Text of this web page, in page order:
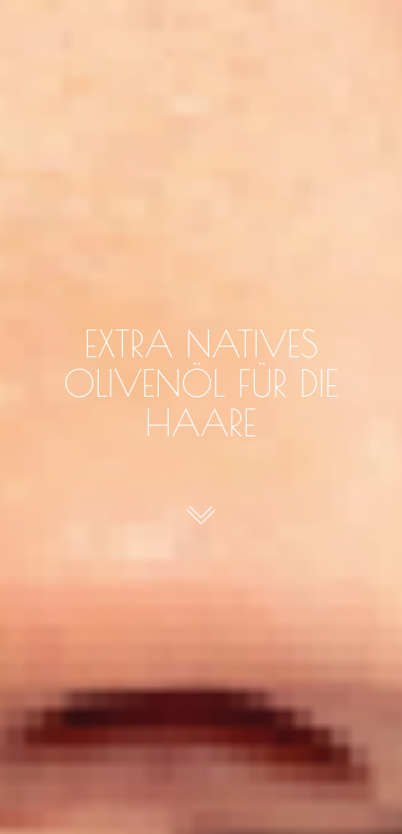
EXTRA NATIVES
OLIVENÖL FÜR DIE
HAARE